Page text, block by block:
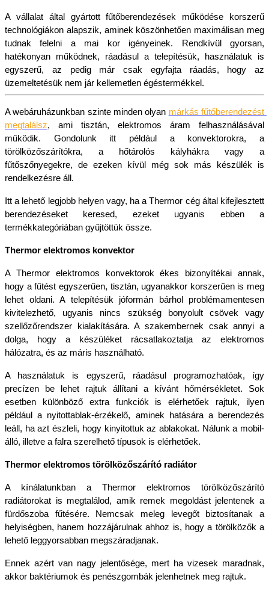
A vállalat által gyártott fűtőberendezések működése korszerű
technológiákon alapszik, aminek köszönhetően maximálisan meg
tudnak felelni a mai kor igényeinek. Rendkívül gyorsan,
hatékonyan működnek, ráadásul a telepítésük, használatuk is
egyszerű, az pedig már csak egyfajta ráadás, hogy az
üzemeltetésük nem jár kellemetlen égéstermékkel.
A webáruházunkban szinte minden olyan márkás fűtőberendezést
megtalálsz, ami tisztán, elektromos áram felhasználásával
működik. Gondolunk itt például a konvektorokra, a
törölközőszárítókra, a hőtárolós kályhákra vagy a
fűtőszőnyegekre, de ezeken kívül még sok más készülék is
rendelkezésre áll.
Itt a lehető legjobb helyen vagy, ha a Thermor cég által kifejlesztett
berendezéseket keresed, ezeket ugyanis ebben a
termékkategóriában gyűjtöttük össze.
Thermor elektromos konvektor
A Thermor elektromos konvektorok ékes bizonyítékai annak,
hogy a fűtést egyszerűen, tisztán, ugyanakkor korszerűen is meg
lehet oldani. A telepítésük jóformán bárhol problémamentesen
kivitelezhető, ugyanis nincs szükség bonyolult csövek vagy
szellőzőrendszer kialakítására. A szakembernek csak annyi a
dolga, hogy a készüléket rácsatlakoztatja az elektromos
hálózatra, és az máris használható.
A használatuk is egyszerű, ráadásul programozhatóak, így
precízen be lehet rajtuk állítani a kívánt hőmérsékletet. Sok
esetben különböző extra funkciók is elérhetőek rajtuk, ilyen
például a nyitottablak-érzékelő, aminek hatására a berendezés
leáll, ha azt észleli, hogy kinyitottuk az ablakokat. Nálunk a mobil-
álló, illetve a falra szerelhető típusok is elérhetőek.
Thermor elektromos törölközőszárító radiátor
A kínálatunkban a Thermor elektromos törölközőszárító
radiátorokat is megtalálod, amik remek megoldást jelentenek a
fürdőszoba fűtésére. Nemcsak meleg levegőt biztosítanak a
helyiségben, hanem hozzájárulnak ahhoz is, hogy a törölközők a
lehető leggyorsabban megszáradjanak.
Ennek azért van nagy jelentősége, mert ha vizesek maradnak,
akkor baktériumok és penészgombák jelenhetnek meg rajtuk.